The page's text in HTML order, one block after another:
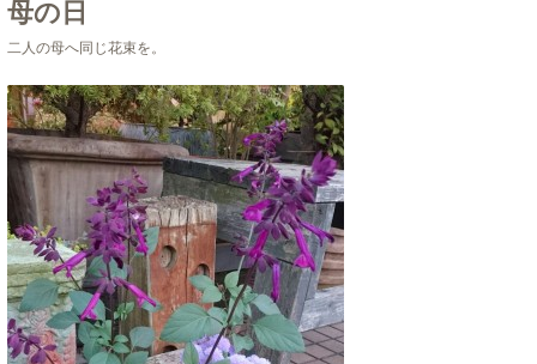
母の日
二人の母へ同じ花束を。